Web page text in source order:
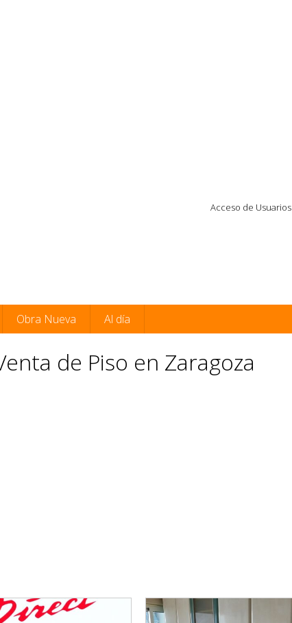
Acceso de Usuarios
Obra Nueva Al día
de Piso en Zaragoza